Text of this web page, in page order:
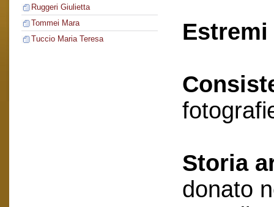
Ruggeri Giulietta
Tommei Mara
Tuccio Maria Teresa
Storia
donato